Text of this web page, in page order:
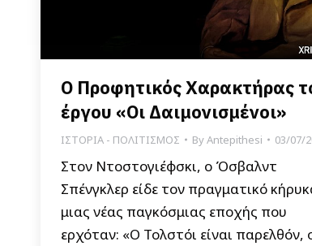
Ο Προφητικός Χαρακτήρας
έργου «Οι Δαιμονισμένοι»
ΙΣΤΟΡΙΑ - ΠΟΛΙΤΙΣΜΟΣ ByAntepithesi 03/07/
Στον Ντοστογιέφσκι, ο Όσβαλντ
Σπένγκλερ είδε τον πραγματικό
μιας νέας παγκόσμιας εποχής που
ερχόταν: «Ο Τολστόι είναι παρελθόν,